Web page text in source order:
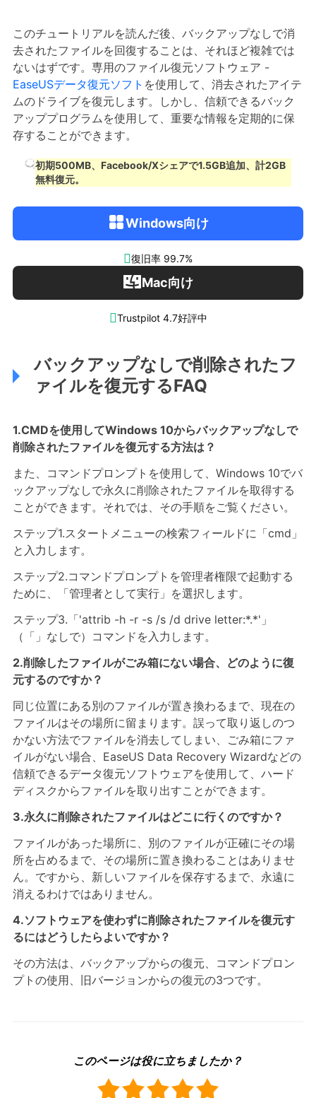
このチュートリアルを読んだ後、バックアップなしで消
去されたファイルを回復することは、それほど複雑では
ないはずです。専用のファイル復元ソフトウェア -
EaseUSデータ復元ソフト を使用して、消去されたアイテ
ムのドライブを復元します。しかし、信頼できるバック
アッププログラムを使用して、重要な情報を定期的に保
存することができます。
初期500MB、Facebook/Xシェアで1.5GB追加、計2GB
無料復元。
Windows向け
復旧率 99.7%
Mac向け
Trustpilot 4.7好評中
バックアップなしで削除されたフ
ァイルを復元するFAQ
1.CMDを使用してWindows 10からバックアップなしで
削除されたファイルを復元する方法は？
また、コマンドプロンプトを使用して、Windows 10でバ
ックアップなしで永久に削除されたファイルを取得する
ことができます。それでは、その手順をご覧ください。
ステップ1.スタートメニューの検索フィールドに「cmd」
と入力します。
ステップ2.コマンドプロンプトを管理者権限で起動する
ために、「管理者として実行」を選択します。
ステップ3.「'attrib -h -r -s /s /d drive letter:*.*'」
（「」なしで）コマンドを入力します。
2.削除したファイルがごみ箱にない場合、どのように復
元するのですか？
同じ位置にある別のファイルが置き換わるまで、現在の
ファイルはその場所に留まります。誤って取り返しのつ
かない方法でファイルを消去してしまい、ごみ箱にファ
イルがない場合、EaseUS Data Recovery Wizardなどの
信頼できるデータ復元ソフトウェアを使用して、ハード
ディスクからファイルを取り出すことができます。
3.永久に削除されたファイルはどこに行くのですか？
ファイルがあった場所に、別のファイルが正確にその場
所を占めるまで、その場所に置き換わることはありませ
ん。ですから、新しいファイルを保存するまで、永遠に
消えるわけではありません。
4.ソフトウェアを使わずに削除されたファイルを復元す
るにはどうしたらよいですか？
その方法は、バックアップからの復元、コマンドプロン
プトの使用、旧バージョンからの復元の3つです。
このページは役に立ちましたか？